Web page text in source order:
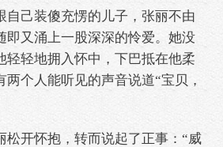
己装傻充愣的儿子，张丽不由
即又涌上一股深深的怜爱。她没
轻轻地拥入怀中，下巴抵在他柔
个人能听见的声音说道“宝贝，
开怀抱，转而说起了正事：“威